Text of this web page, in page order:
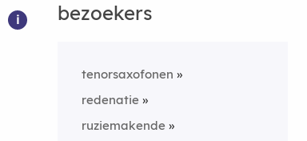
i
bezoekers
tenorsaxofonen
redenatie
ruziemakende